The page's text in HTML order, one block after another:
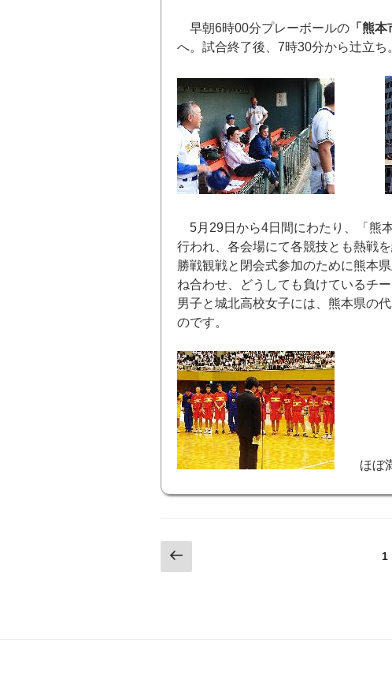
早朝6時00分プレーボールの 「熊
へ。試合終了後、7時30分から辻立ち
5月29日から4日間にわたり、「熊
行われ、各会場にて各競技とも熱戦
勝戦観戦と閉会式参加のために熊本
ね合わせ、どうしても負けているチ
男子と城北高校女子には、熊本県の
のです。
ほぼ満
投前
の
固
1